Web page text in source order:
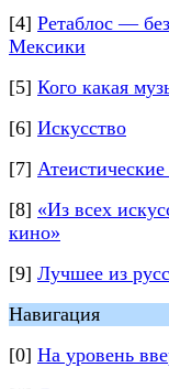
[4] Ретаблос —
Мексики
[5] Кого какая
[6] Искусство
[7]
[8] «Из всех
кино»
[9] Лучшее из
Навигация
[0] На уровень